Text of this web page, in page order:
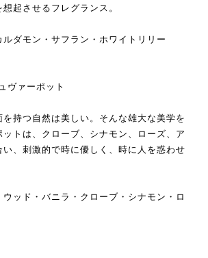
起させるフレグランス。
ダモン・サフラン・ホワイトリリー
ヴァーポット
を持つ自然は美しい。そんな雄大な美学を
トは、クローブ、シナモン、ローズ、ア
、刺激的で時に優しく、時に人を惑わせ
ッド・バニラ・クローブ・シナモン・ロ